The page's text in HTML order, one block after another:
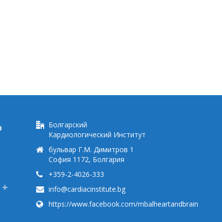
Болгарский
Кардиологический Институт
бульвар Г.М. Димитров 1
София 1172, Болгария
+359-2-4026-333
info@cardiacinstitute.bg
https://www.facebook.com/mbalheartandbrain